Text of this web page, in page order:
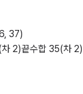
37)
2)끝수합 35(차 2)